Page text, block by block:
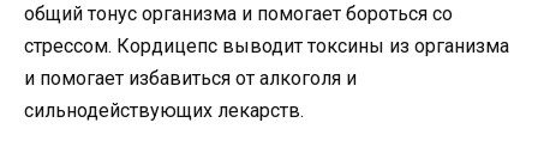
общий тонус организма и помогает бороться со
стрессом. Кордицепс выводит токсины из организма
и помогает избавиться от алкоголя и
сильнодействующих лекарств.